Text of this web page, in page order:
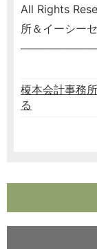
All Rights
所＆イーシー
榎本会計事務
る